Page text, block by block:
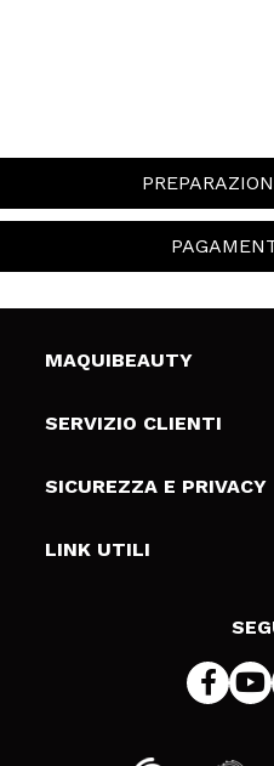
MAQUIBEAUTY
Chi siamo
Gift Cards
SERVIZIO CLIENTI
Spedizioni & Resi
Metodi di
SICUREZZA E PRIVACY
Termini e condizioni
LINK UTILI